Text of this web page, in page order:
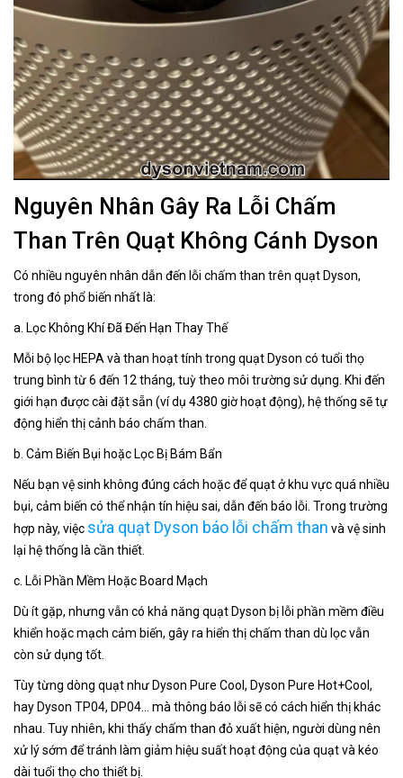
Nguyên Nhân Gây Ra Lỗi Chấm
Than Trên Quạt Không Cánh Dyson
Có nhiều nguyên nhân dẫn đến lỗi chấm than trên quạt Dyson,
trong đó phổ biến nhất là:
a. Lọc Không Khí Đã Đến Hạn Thay Thế
Mỗi bộ lọc HEPA và than hoạt tính trong quạt Dyson có tuổi thọ
trung bình từ 6 đến 12 tháng, tuỳ theo môi trường sử dụng. Khi đến
giới hạn được cài đặt sẵn (ví dụ 4380 giờ hoạt động), hệ thống sẽ tự
động hiển thị cảnh báo chấm than.
b. Cảm Biến Bụi hoặc Lọc Bị Bám Bẩn
Nếu bạn vệ sinh không đúng cách hoặc để quạt ở khu vực quá nhiều
bụi, cảm biến có thể nhận tín hiệu sai, dẫn đến báo lỗi. Trong trường
hợp này, việc sửa quạt Dyson báo lỗi chấm than và vệ sinh
lại hệ thống là cần thiết.
c. Lỗi Phần Mềm Hoặc Board Mạch
Dù ít gặp, nhưng vẫn có khả năng quạt Dyson bị lỗi phần mềm điều
khiển hoặc mạch cảm biến, gây ra hiển thị chấm than dù lọc vẫn
còn sử dụng tốt.
Tùy từng dòng quạt như Dyson Pure Cool, Dyson Pure Hot+Cool,
hay Dyson TP04, DP04... mà thông báo lỗi sẽ có cách hiển thị khác
nhau. Tuy nhiên, khi thấy chấm than đỏ xuất hiện, người dùng nên
xử lý sớm để tránh làm giảm hiệu suất hoạt động của quạt và kéo
dài tuổi thọ cho thiết bị.